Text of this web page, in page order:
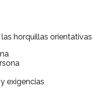
horquillas
exigencias